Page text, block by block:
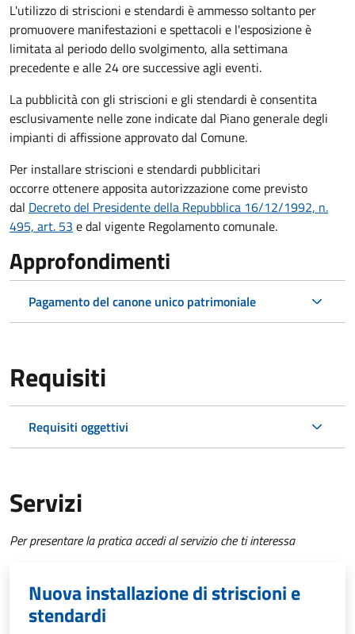
L'utilizzo di striscioni e stendardi è ammesso soltanto per
promuovere manifestazioni e spettacoli e l'esposizione è
limitata al periodo dello svolgimento, alla settimana
precedente e alle 24 ore successive agli eventi.
La pubblicità con gli striscioni e gli stendardi è consentita
esclusivamente nelle zone indicate dal Piano generale degli
impianti di affissione approvato dal Comune.
Per installare striscioni e stendardi pubblicitari
occorre ottenere apposita autorizzazione come previsto
dal Decreto del Presidente della Repubblica 16/12/1992, n.
495, art. 53 e dal vigente Regolamento comunale.
Approfondimenti
Pagamento del canone unico patrimoniale
Requisiti
Requisiti oggettivi
Servizi
Per presentare la pratica accedi al servizio che ti interessa
Nuova installazione di striscioni e
stendardi